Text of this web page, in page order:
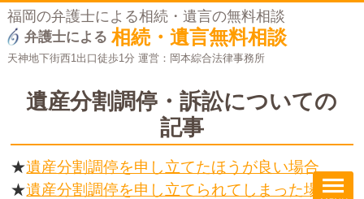
福岡の弁護士による相続・遺言の無料相談
弁護士による 相続・遺言無料相談
天神地下街西1出口徒歩1分 運営：岡本綜合法律事務所
遺産分割調停・訴訟についての
記事
★遺産分割調停を申し立てたほうが良い場合
★遺産分割調停を申し立てられてしまった場合